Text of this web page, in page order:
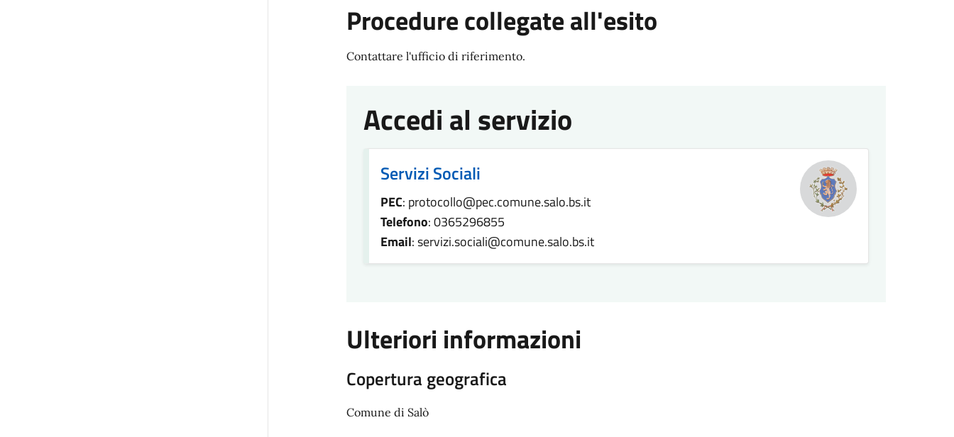
Procedure collegate all'esito
Contattare l'ufficio di riferimento.
Accedi al servizio
Servizi Sociali
PEC: protocollo@pec.comune.salo.bs.it
Telefono: 0365296855
Email: servizi.sociali@comune.salo.bs.it
Ulteriori informazioni
Copertura geografica
Comune di Salò